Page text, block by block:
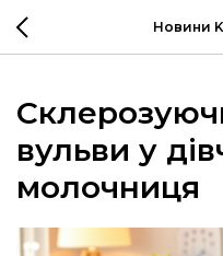
Новини
вульви у
молочниця